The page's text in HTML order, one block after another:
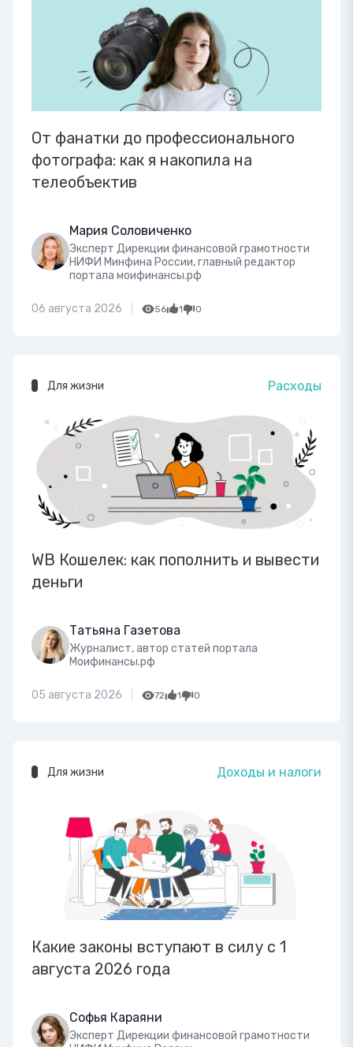
От фанатки до профессионального
фотографа: как я накопила на
телеобъектив
Мария Соловиченко
Эксперт Дирекции финансовой грамотности
НИФИ Минфина России, главный редактор
портала моифинансы.рф
06 августа 2026 56 1 0
Для жизни Расходы
WB Кошелек: как пополнить и вывести
деньги
Татьяна Газетова
Журналист, автор статей портала
Моифинансы.рф
05 августа 2026 72 1 0
Для жизни Доходы и налоги
Какие законы вступают в силу с 1
августа 2026 года
Софья Караяни
Эксперт Дирекции финансовой грамотности